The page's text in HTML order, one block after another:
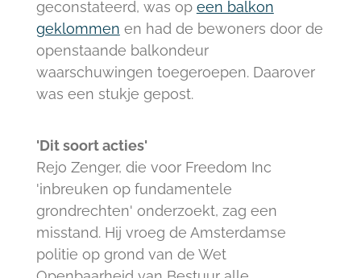
geconstateerd, was op een balkon
geklommen en had de bewoners door de
openstaande balkondeur
waarschuwingen toegeroepen. Daarover
was een stukje gepost.
'Dit soort acties'
Rejo Zenger, die voor Freedom Inc
'inbreuken op fundamentele
grondrechten' onderzoekt, zag een
misstand. Hij vroeg de Amsterdamse
politie op grond van de Wet